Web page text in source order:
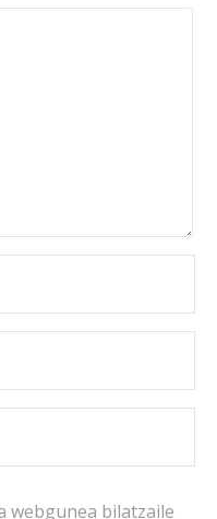
webgunea bilatzaile